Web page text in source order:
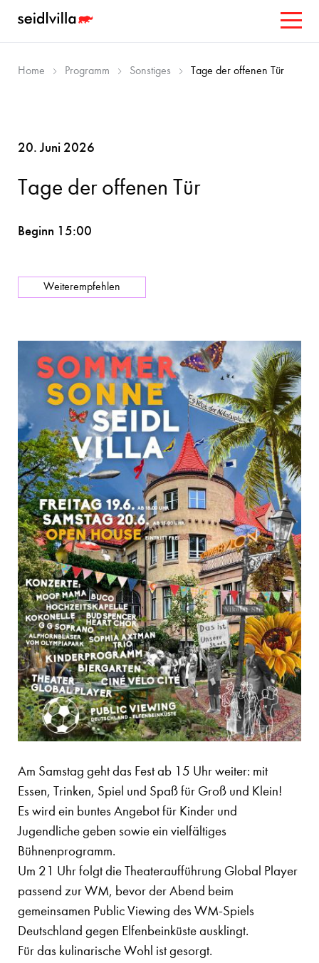
Home Programm Sonstiges Tage der offenen Tür
20. Juni 2026
Tage der offenen Tür
Beginn 15:00
Weiterempfehlen
Am Samstag geht das Fest ab 15 Uhr weiter: mit
Essen, Trinken, Spiel und Spaß für Groß und Klein!
Es wird ein buntes Angebot für Kinder und
Jugendliche geben sowie ein vielfältiges
Bühnenprogramm.
Um 21 Uhr folgt die Theateraufführung Global Player
passend zur WM, bevor der Abend beim
gemeinsamen Public Viewing des WM-Spiels
Deutschland gegen Elfenbeinküste ausklingt.
Für das kulinarische Wohl ist gesorgt.